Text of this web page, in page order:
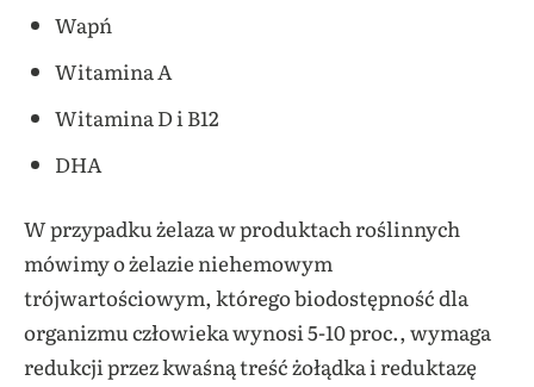
Wapń
Witamina A
Witamina D i B12
DHA
W przypadku żelaza w produktach roślinnych
mówimy o żelazie niehemowym
trójwartościowym, którego biodostępność dla
organizmu człowieka wynosi 5-10 proc., wymaga
redukcji przez kwaśną treść żołądka i reduktazę